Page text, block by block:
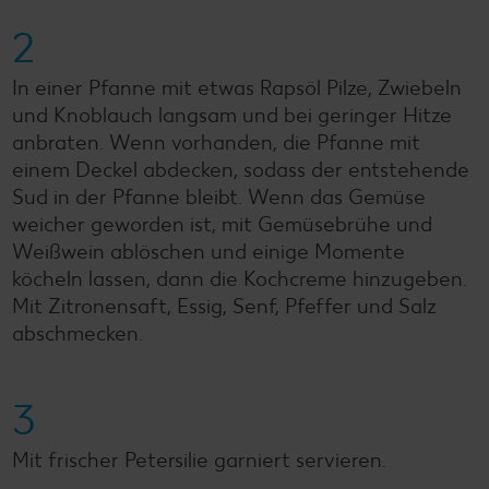
2
In einer Pfanne mit etwas Rapsöl Pilze, Zwiebeln
und Knoblauch langsam und bei geringer Hitze
anbraten. Wenn vorhanden, die Pfanne mit
einem Deckel abdecken, sodass der entstehende
Sud in der Pfanne bleibt. Wenn das Gemüse
weicher geworden ist, mit Gemüsebrühe und
Weißwein ablöschen und einige Momente
köcheln lassen, dann die Kochcreme hinzugeben.
Mit Zitronensaft, Essig, Senf, Pfeffer und Salz
abschmecken.
3
Mit frischer Petersilie garniert servieren.